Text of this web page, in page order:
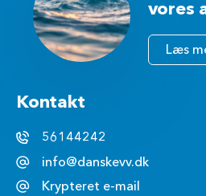
vores
Læs
Kontakt
56144242
info@danskevv.dk
Krypteret e-mail